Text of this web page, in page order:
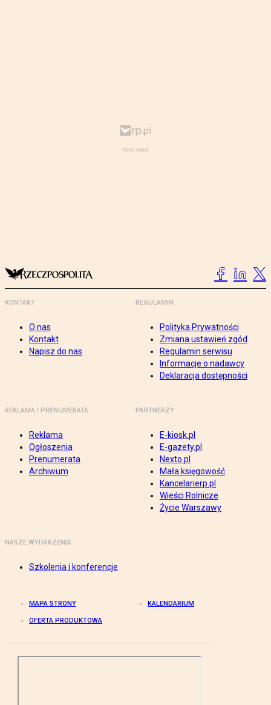
KONTAKT
O nas
Kontakt
Napisz do nas
REGULAMIN
Polityka Prywatności
Zmiana ustawień zgód
Regulamin serwisu
Informacje o nadawcy
Deklaracja dostępności
REKLAMA I PRENUMERATA
Reklama
Ogłoszenia
Prenumerata
Archiwum
PARTNERZY
E-kiosk.pl
E-gazety.pl
Nexto.pl
Mała księgowość
Kancelarierp.pl
Wieści Rolnicze
Życie Warszawy
NASZE WYDARZENIA
Szkolenia i konferencje
MAPA STRONY KALENDARIUM
OFERTA PRODUKTOWA